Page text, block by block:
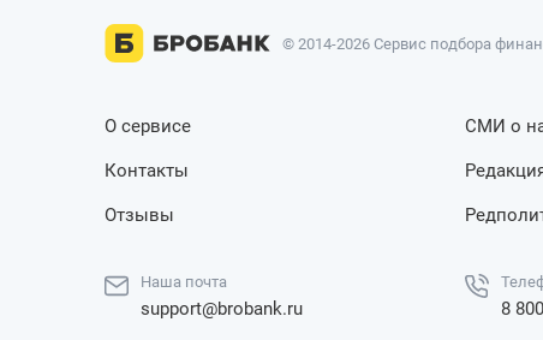
© 2014-2026 Сервис подбора
О сервисе
Контакты
Отзывы
СМИ о
Наша почта
support@brobank.ru 8